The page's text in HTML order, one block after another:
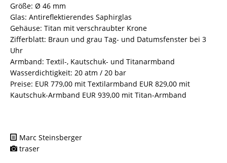
Größe: Ø 46 mm
Glas: Antireflektierendes Saphirglas
Gehäuse: Titan mit verschraubter Krone
Zifferblatt: Braun und grau Tag- und Datumsfenster bei 3
Uhr
Armband: Textil-, Kautschuk- und Titanarmband
Wasserdichtigkeit: 20 atm / 20 bar
Preise: EUR 779,00 mit Textilarmband EUR 829,00 mit
Kautschuk-Armband EUR 939,00 mit Titan-Armband
Marc Steinsberger
traser